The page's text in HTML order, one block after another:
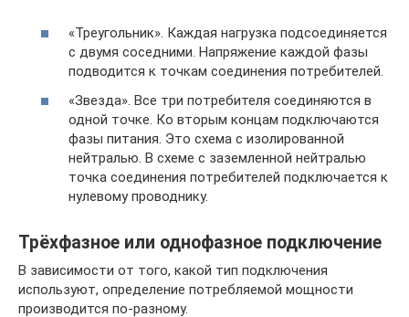
«Треугольник». Каждая нагрузка подсоединяется
с двумя соседними. Напряжение каждой фазы
подводится к точкам соединения потребителей.
«Звезда». Все три потребителя соединяются в
одной точке. Ко вторым концам подключаются
фазы питания. Это схема с изолированной
нейтралью. В схеме с заземленной нейтралью
точка соединения потребителей подключается к
нулевому проводнику.
Трёхфазное или однофазное подключение
В зависимости от того, какой тип подключения
используют, определение потребляемой мощности
производится по-разному.